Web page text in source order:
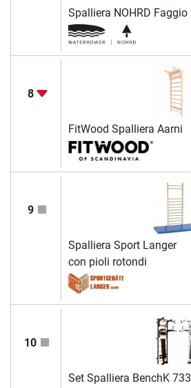
Spalliera NOHRD Faggio
8
FitWood Spalliera Aarni
9
Spalliera Sport Langer
con pioli rotondi
10
Set Spalliera BenchK 733